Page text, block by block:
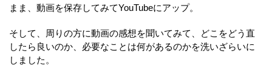
まま、動画を保存してみてYouTubeにアップ。
そして、周りの方に動画の感想を聞いてみて、どこをどう直
したら良いのか、必要なことは何があるのかを洗いざらいに
しました。